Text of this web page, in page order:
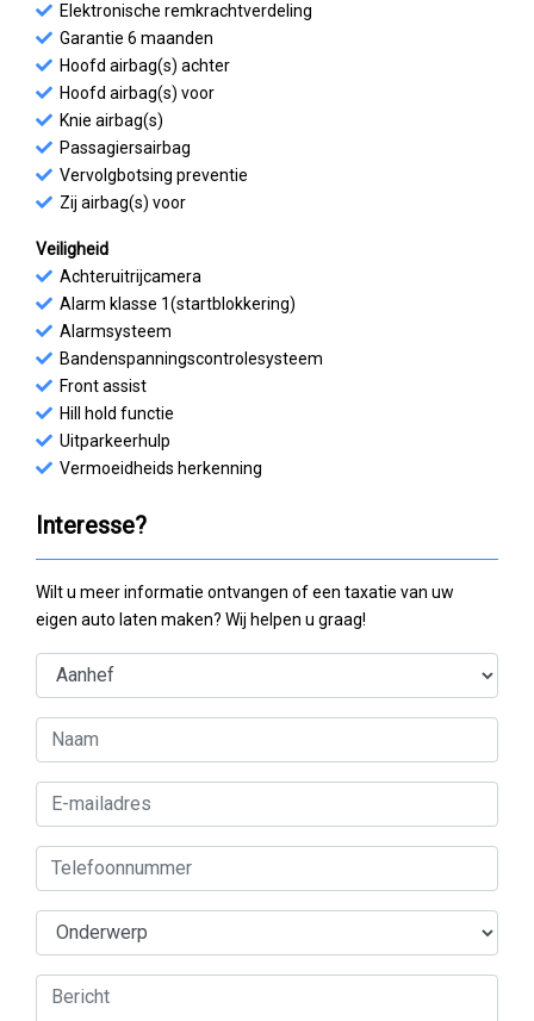
Elektronische remkrachtverdeling
Garantie 6 maanden
Hoofd airbag(s) achter
Hoofd airbag(s) voor
Knie airbag(s)
Passagiersairbag
Vervolgbotsing preventie
Zij airbag(s) voor
Veiligheid
Achteruitrijcamera
Alarm klasse 1(startblokkering)
Alarmsysteem
Bandenspanningscontrolesysteem
Front assist
Hill hold functie
Uitparkeerhulp
Vermoeidheids herkenning
Interesse?
Wilt u meer informatie ontvangen of een taxatie van uw
eigen auto laten maken? Wij helpen u graag!